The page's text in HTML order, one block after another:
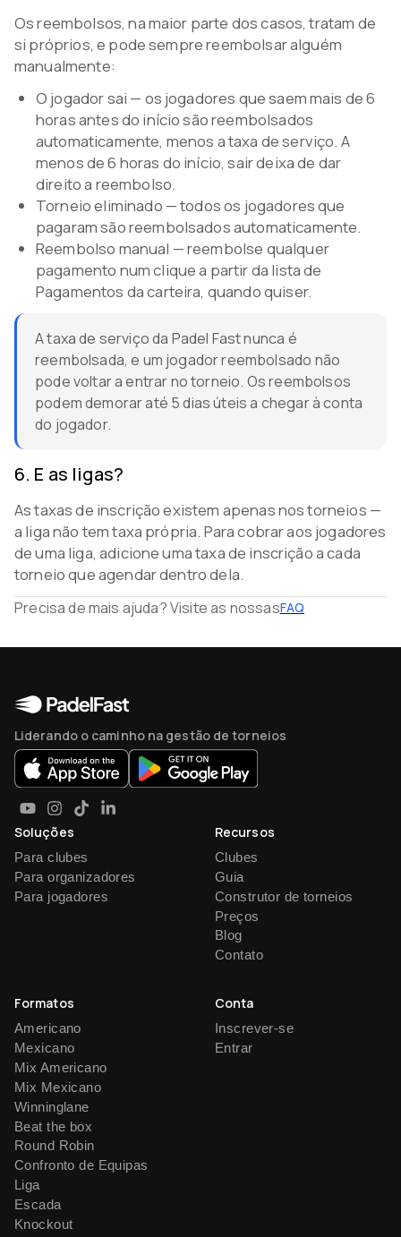
Os reembolsos, na maior parte dos casos, tratam de
si próprios, e pode sempre reembolsar alguém
manualmente:
O jogador sai — os jogadores que saem mais de 6
horas antes do início são reembolsados
automaticamente, menos a taxa de serviço. A
menos de 6 horas do início, sair deixa de dar
direito a reembolso.
Torneio eliminado — todos os jogadores que
pagaram são reembolsados automaticamente.
Reembolso manual — reembolse qualquer
pagamento num clique a partir da lista de
Pagamentos da carteira, quando quiser.
A taxa de serviço da Padel Fast nunca é
reembolsada, e um jogador reembolsado não
pode voltar a entrar no torneio. Os reembolsos
podem demorar até 5 dias úteis a chegar à conta
do jogador.
6. E as ligas?
As taxas de inscrição existem apenas nos torneios —
a liga não tem taxa própria. Para cobrar aos jogadores
de uma liga, adicione uma taxa de inscrição a cada
torneio que agendar dentro dela.
Precisa de mais ajuda? Visite as nossasFAQ
Liderando o caminho na gestão de torneios
Soluções
Para clubes
Para organizadores
Para jogadores
Recursos
Clubes
Guia
Construtor de torneios
Preços
Blog
Contato
Formatos
Americano
Mexicano
Mix Americano
Mix Mexicano
Winninglane
Beat the box
Round Robin
Confronto de Equipas
Liga
Escada
Knockout
Conta
Inscrever-se
Entrar